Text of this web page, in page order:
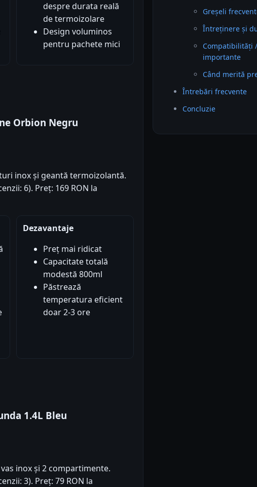
despre durata reală
de termoizolare
Design voluminos
pentru pachete mici
Orbion Negru
inox și geantă termoizolantă.
6). Preț: 169 RON la
Dezavantaje
Preț mai ridicat
Capacitate totală
modestă 800ml
Păstrează
temperatura eficient
doar 2-3 ore
1.4L Bleu
inox și 2 compartimente.
3). Preț: 79 RON la
Greșeli
Întreținere și
Compatibilități
importante
Când merită
Întrebări frecvente
Concluzie